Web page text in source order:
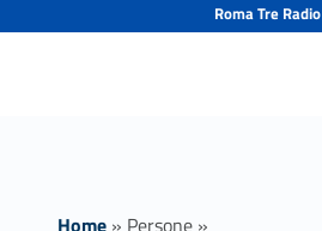
Roma Tre Radio
Home» Persone»